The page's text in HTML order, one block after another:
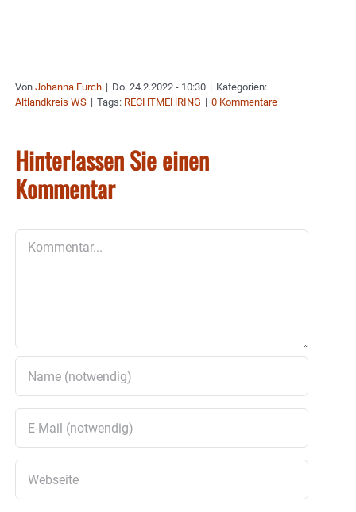
Von Johanna Furch | Do. 24.2.2022 - 10:30 | Kategorien:
Altlandkreis WS | Tags: RECHTMEHRING | 0 Kommentare
Hinterlassen Sie einen
Kommentar